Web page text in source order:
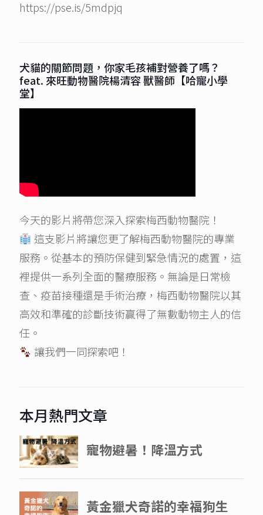
https://pse.is/5mdpjq
犬貓的關節問題，你家毛孩補對營養了嗎？
feat. 來旺動物醫院楊清容 獸醫師【哈寵小學
堂】
今天的影片將帶您深入探索梅西動物醫院！
這支影片將讓您更了解梅西動物醫院的專業
服務。從基本的預防保健到緊急情況的處置，這
裡提供一系列全面的醫療服務。無論是日常檢
查、疫苗接種還是手術治療，梅西動物醫院以其
高效和準確的診斷技術贏得了無數動物主人的信
任。
讓我們一同探索吧！
本月熱門文章